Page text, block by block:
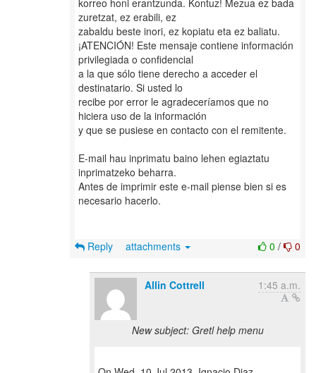
korreo honi erantzunda. Kontuz! Mezua ez bada
zuretzat, ez erabili, ez
zabaldu beste inori, ez kopiatu eta ez baliatu.
¡ATENCIÓN! Este mensaje contiene información
privilegiada o confidencial
a la que sólo tiene derecho a acceder el
destinatario. Si usted lo
recibe por error le agradeceríamos que no
hiciera uso de la información
y que se pusiese en contacto con el remitente.
E-mail hau inprimatu baino lehen egiaztatu
inprimatzeko beharra.
Antes de imprimir este e-mail piense bien si es
necesario hacerlo.
0 / 0
Reply attachments
Allin Cottrell 1:45 a.m.
New subject: Gretl help menu